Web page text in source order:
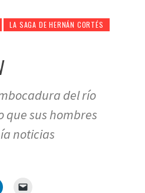
LA SAGA DE HERNÁN CORTÉS
del río
que sus hombres
noticias